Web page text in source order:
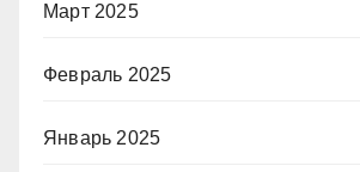
Март 2025
Февраль 2025
Январь 2025